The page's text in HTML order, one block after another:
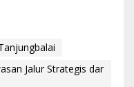
Jalur Strategis dar